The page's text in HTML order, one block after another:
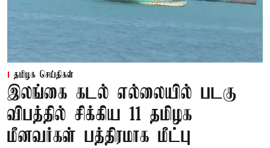
தமிழக செய்திகள்
இலங்கை கடல் எல்லையில் படகு
விபத்தில் சிக்கிய 11 தமிழக
மீனவர்கள் பத்திரமாக மீட்பு